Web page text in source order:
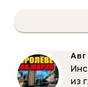
Авг
из